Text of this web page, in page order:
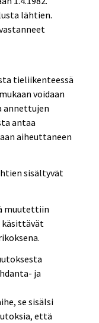
lähtien.
tieliikenteessä
voidaan
annettujen
antaa
aiheuttaneen
sisältyvät
muutettiin
käsittävät
ja
se sisälsi
että